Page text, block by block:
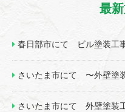
最
春日部市にて ビル塗装工
さいたま市にて 〜外壁塗
さいたま市にて 外壁塗装